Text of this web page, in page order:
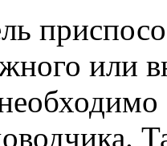
или